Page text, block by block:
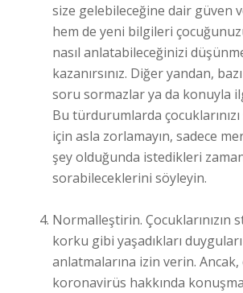
size gelebileceğine dair güven
hem de yeni bilgileri
nasıl anlatabileceğinizi
kazanırsınız. Diğer yandan,
soru sormazlar ya da konuyla
Bu türdurumlarda
için asla zorlamayın, sadece
şey olduğunda istedikleri
sorabileceklerini söyleyin.
Normalleştirin. Çocuklarınızın
korku gibi yaşadıkları
anlatmalarına izin verin.
koronavirüs hakkında